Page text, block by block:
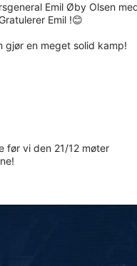
Emil Øby Olsen
Emil !😊
gjør en meget solid kamp!
før vi den 21/12 møter